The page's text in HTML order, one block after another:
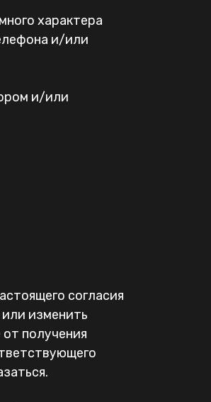
характера
и/или
и/или
согласия
изменить
получения